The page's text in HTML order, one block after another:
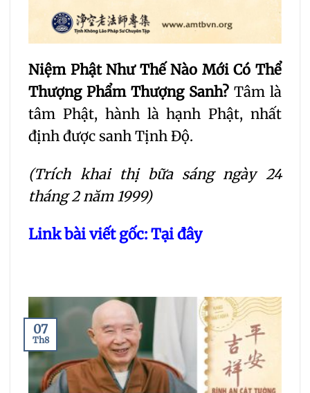
Niệm Phật Như Thế Nào Mới Có Thể
Thượng Phẩm Thượng Sanh?Tâm là
tâm Phật, hành là hạnh Phật, nhất
định được sanh Tịnh Độ.
(Trích khai thị bữa sáng ngày 24
tháng 2 năm 1999)
Link bài viết gốc:Tại đây
07
Th8